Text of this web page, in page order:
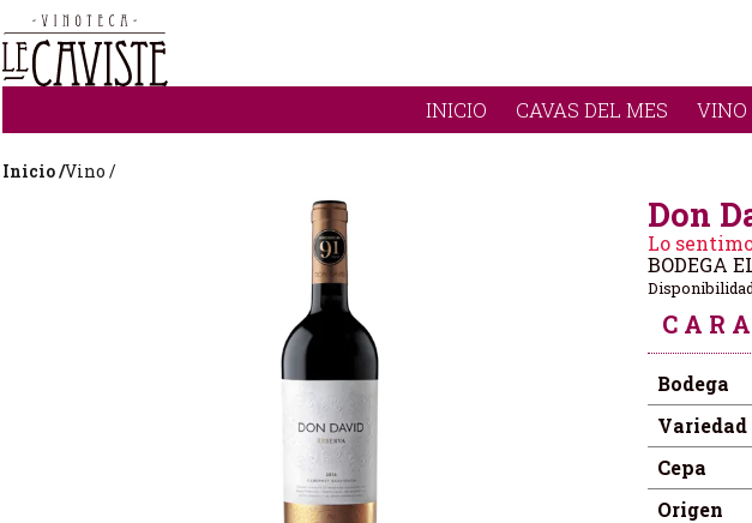
INICIO CAVAS DEL MES VINO
Inicio /Vino /
Don
Lo
BODEGA
Bodega
Variedad
Cepa
Origen